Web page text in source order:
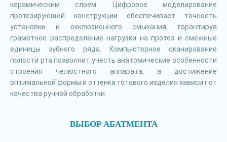
керамическим слоем. Цифровое моделирование
протезирующей конструкции обеспечивает точность
установки и окклюзионного смыкания, гарантируя
грамотное распределение нагрузки на протез и смежные
единицы зубного ряда. Компьютерное сканирование
полости рта позволяет учесть анатомические особенности
строения челюстного аппарата, а достижение
оптимальной формы и оттенка готового изделия зависит от
качества ручной обработки.
ВЫБОР АБАТМЕНТА